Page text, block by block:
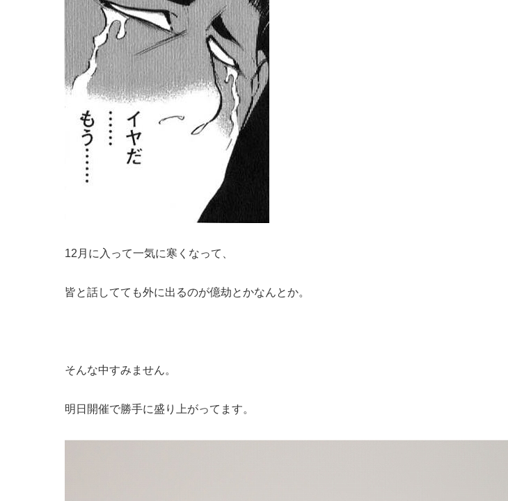
12月に入って一気に寒くなって、
皆と話してても外に出るのが億劫とかなんとか。
そんな中すみません。
明日開催で勝手に盛り上がってます。